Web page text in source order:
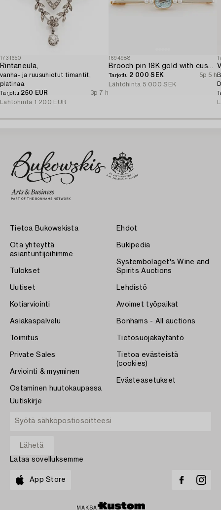
1731650
Rintaneula,
vanha- ja ruusuhiotut timantit,
platinaa.
Tarjottu 250 EUR
3p 7 h
Lähtöhinta 1 200 EUR
1694988
Brooch pin 18K gold with cushion-cut aquamarine and seed pearls.
Tarjottu 2 000 SEK
5p 5 h
Lähtöhinta 5 000 SEK
Tietoa Bukowskista
Ota yhteyttä
asiantuntijoihimme
Tulokset
Uutiset
Kotiarviointi
Asiakaspalvelu
Toimitus
Private Sales
Arviointi & myyminen
Ostaminen huutokaupassa
Ehdot
Bukipedia
Systembolaget's Wine and
Spirits Auctions
Lehdistö
Avoimet työpaikat
Bonhams - All auctions
Tietosuojakäytäntö
Tietoa evästeistä
(cookies)
Evästeasetukset
Uutiskirje
Lataa sovelluksemme
App Store
MAKSA